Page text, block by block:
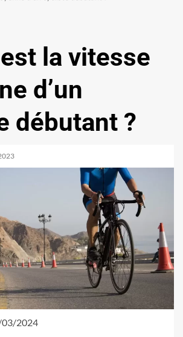
la vitesse
d’un
débutant ?
03/2024